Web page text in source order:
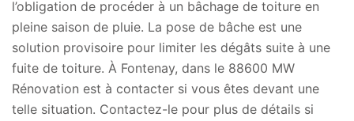
l’obligation de procéder à un bâchage de toiture en
pleine saison de pluie. La pose de bâche est une
solution provisoire pour limiter les dégâts suite à une
fuite de toiture. À Fontenay, dans le 88600 MW
Rénovation est à contacter si vous êtes devant une
telle situation. Contactez-le pour plus de détails si